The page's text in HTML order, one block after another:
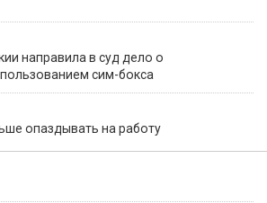
задержали прохожего с
ПРЕЗИДЕНТА РОССИЙСКОЙ
В РЕСПУБЛИКЕ КАЛМЫКИЯ